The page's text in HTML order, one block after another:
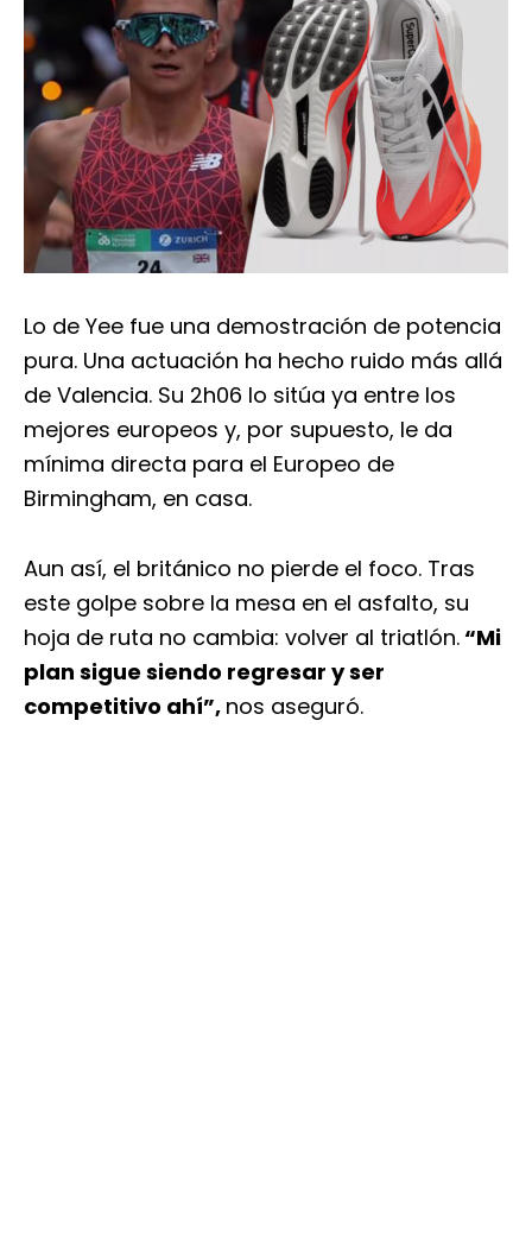
Lo de Yee fue una demostración de potencia
pura. Una actuación ha hecho ruido más allá
de Valencia. Su 2h06 lo sitúa ya entre los
mejores europeos y, por supuesto, le da
mínima directa para el Europeo de
Birmingham, en casa.
Aun así, el británico no pierde el foco. Tras
este golpe sobre la mesa en el asfalto, su
hoja de ruta no cambia: volver al triatlón.“Mi
plan sigue siendo regresar y ser
competitivo ahí”, nos aseguró.